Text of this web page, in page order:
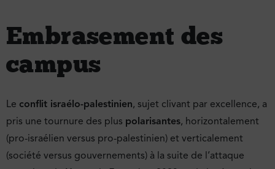
Embrasement des
campus
Le conflit israélo-palestinien, sujet clivant par excellence, a
pris une tournure des plus polarisantes, horizontalement
(pro-israélien versus pro-palestinien) et verticalement
(société versus gouvernements) à la suite de l’attaque